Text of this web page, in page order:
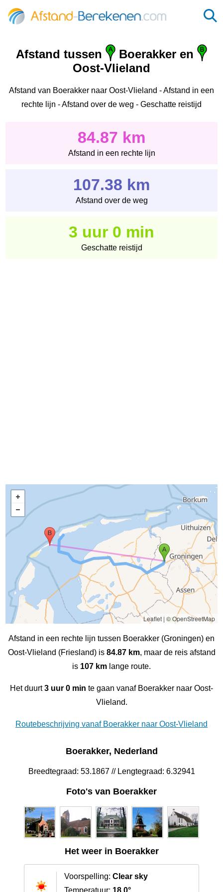
Afstand tussen
Boerakker en
Oost-Vlieland
Afstand van Boerakker naar Oost-Vlieland - Afstand in een
rechte lijn - Afstand over de weg - Geschatte reistijd
84.87 km
Afstand in een rechte lijn
107.38 km
Afstand over de weg
3 uur 0 min
Geschatte reistijd
Leaflet| © OpenStreetMap
Afstand in een rechte lijn tussen Boerakker (Groningen) en
Oost-Vlieland (Friesland) is 84.87 km, maar de reis afstand
is 107 km lange route.
Het duurt3 uur 0 min te gaan vanaf Boerakker naar Oost-
Vlieland.
Routebeschrijving vanaf Boerakker naar Oost-Vlieland
Boerakker, Nederland
Breedtegraad: 53.1867 // Lengtegraad: 6.32941
Foto's van Boerakker
Het weer in Boerakker
Voorspelling: Clear sky